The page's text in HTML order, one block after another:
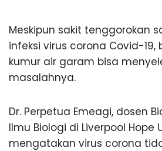
Meskipun sakit tenggorokan
infeksi virus corona Covid-19,
kumur air garam bisa
masalahnya.
Dr. Perpetua Emeagi, dosen
Ilmu Biologi di Liverpool Hope
mengatakan virus corona